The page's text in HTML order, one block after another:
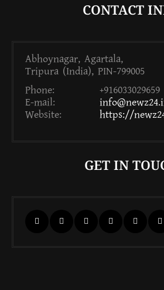
CONTACT
Abhoynagar, Agartala,
Tripura (India), PIN-799005
Phone:
+916033029659
E-mail:
Website:
https://
GET IN